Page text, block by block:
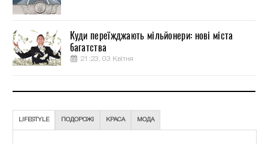
Куди переїжджають мільйонери: нові міста
багатства
21:23, 03 Квітня
LIFESTYLE ПОДОРОЖІ КРАСА МОДА